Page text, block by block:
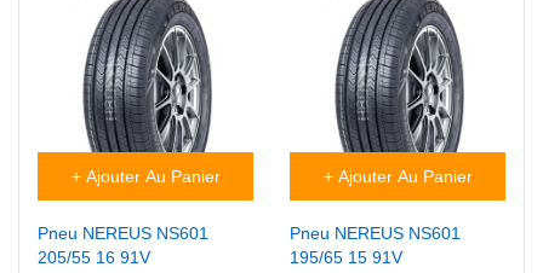
+ Ajouter Au Panier
Pneu NEREUS NS601
205/55 16 91V
+ Ajouter Au Panier
Pneu NEREUS NS601
195/65 15 91V